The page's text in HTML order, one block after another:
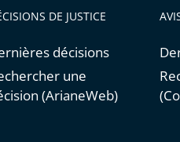
DE JUSTICE
décisions
une
(ArianeWeb)